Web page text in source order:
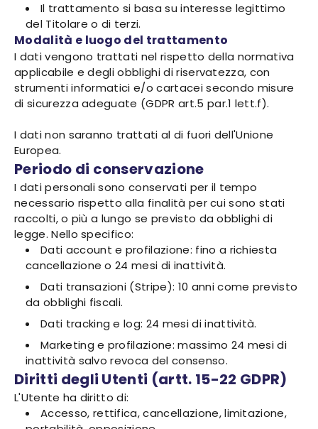
Il trattamento si basa su interesse legittimo
del Titolare o di terzi.
Modalità e luogo del trattamento
I dati vengono trattati nel rispetto della normativa
applicabile e degli obblighi di riservatezza, con
strumenti informatici e/o cartacei secondo misure
di sicurezza adeguate (GDPR art.5 par.1 lett.f).
I dati non saranno trattati al di fuori dell'Unione
Europea.
Periodo di conservazione
I dati personali sono conservati per il tempo
necessario rispetto alla finalità per cui sono stati
raccolti, o più a lungo se previsto da obblighi di
legge. Nello specifico:
Dati account e profilazione: fino a richiesta
cancellazione o 24 mesi di inattività.
Dati transazioni (Stripe): 10 anni come previsto
da obblighi fiscali.
Dati tracking e log: 24 mesi di inattività.
Marketing e profilazione: massimo 24 mesi di
inattività salvo revoca del consenso.
Diritti degli Utenti (artt. 15-22 GDPR)
L'Utente ha diritto di:
Accesso, rettifica, cancellazione, limitazione,